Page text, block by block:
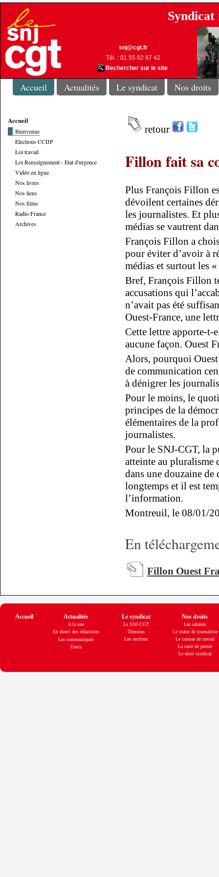
snj@cgt.fr
Tél. : 01 55 82 87 42
Rechercher sur le site
Accueil Actualités Le syndicat Nos droits
Accueil
Bienvenue
Elections CCIJP
Loi travail
Loi Renseignement - Etat d'urgence
Vidéo en ligne
Nos livres
Nos liens
Nos films
Radio France
Archives
retour
Fillon fait sa
Plus François Fillon
dévoilent certaines
les journalistes. Et
médias se vautrent
François Fillon a
pour éviter d’avoir à
médias et surtout les
Bref, François Fillon
accusations qui
n’avait pas été
Ouest-France, une
Cette lettre apporte-t-
aucune façon. Ouest
Alors, pourquoi Ouest
de communication
à dénigrer les
Pour le moins, le
principes de la
élémentaires de la
journalistes.
Pour le SNJ-CGT, la
atteinte au pluralisme
dans une douzaine
longtemps et il est
l’information.
Montreuil, le 08/01/
En
Fillon Ouest
Accueil Actualités Le syndicat Nos droits
A la une
En direct des rédactions
Les communiqués
Tracts
Le SNJ-CGT
Témoins
Les sections
Les salaires
Le statut de journaliste
Le contrat de travail
La carte de presse
Le droit syndical